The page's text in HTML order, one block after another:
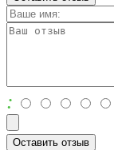
:
Оставить отзыв